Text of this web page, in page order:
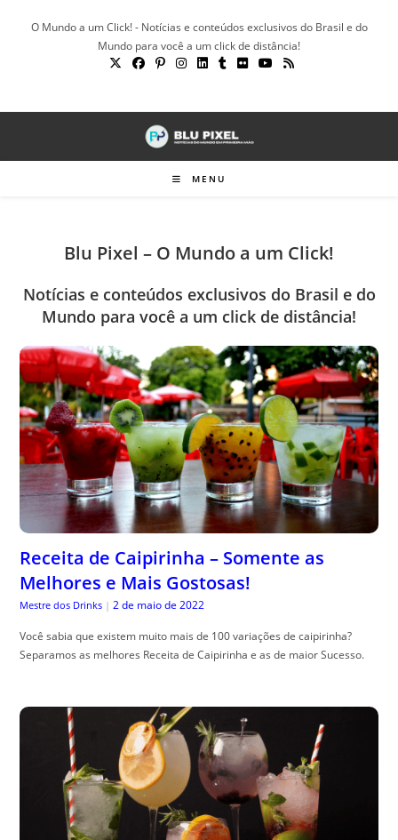
O Mundo a um Click! - Notícias e conteúdos exclusivos do Brasil e do
Mundo para você a um click de distância!
MENU
Blu Pixel – O Mundo a um Click!
Notícias e conteúdos exclusivos do Brasil e do
Mundo para você a um click de distância!
Receita de Caipirinha – Somente as
Melhores e Mais Gostosas!
Mestre dos Drinks | 2 de maio de 2022
Você sabia que existem muito mais de 100 variações de caipirinha?
Separamos as melhores Receita de Caipirinha e as de maior Sucesso.